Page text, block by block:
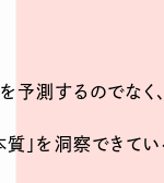
予測するのでなく、
」を洞察できてい